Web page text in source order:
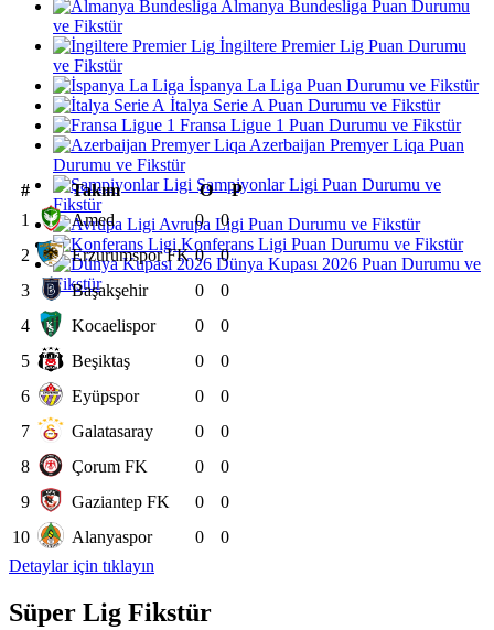
Almanya Bundesliga Puan Durumu
ve Fikstür
İngiltere Premier Lig Puan Durumu
ve Fikstür
İspanya La Liga Puan Durumu ve Fikstür
İtalya Serie A Puan Durumu ve Fikstür
Fransa Ligue 1 Puan Durumu ve Fikstür
Azerbaijan Premyer Liqa Puan
Durumu ve Fikstür
Şampiyonlar Ligi Puan Durumu ve
Fikstür
Avrupa Ligi Puan Durumu ve Fikstür
Konferans Ligi Puan Durumu ve Fikstür
Dünya Kupası 2026 Puan Durumu ve
Fikstür
# Takım O
P
1
Amed 0
0
2
Erzurumspor FK 0
0
3
Başakşehir 0
0
4
Kocaelispor 0
0
5
Beşiktaş 0
0
6
Eyüpspor 0
0
7
Galatasaray 0
0
8
Çorum FK 0
0
9
Gaziantep FK 0
0
10
Alanyaspor 0
0
Detaylar için tıklayın
Süper Lig Fikstür